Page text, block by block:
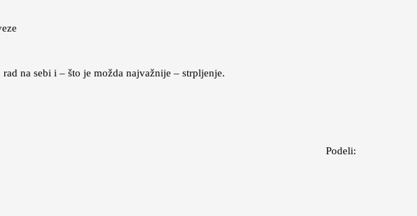
na sebi i – što je možda najvažnije – strpljenje.
Podeli: